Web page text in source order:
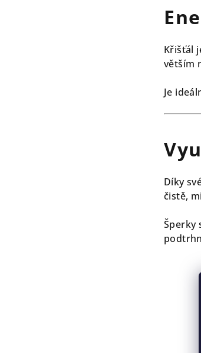
Křišťál
větším
Je
Díky
čistě,
Šperky